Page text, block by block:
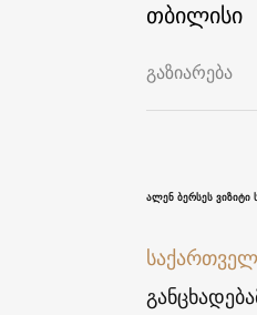
თბილისი
გაზიარება
ალენ ბერსეს